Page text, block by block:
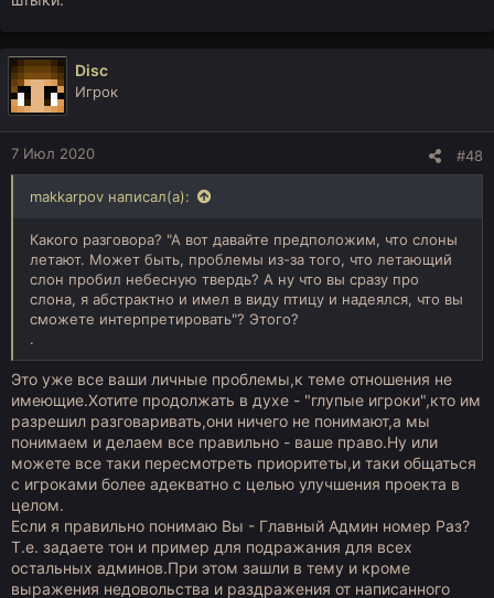
Disc
Игрок
7 Июл 2020 #48
makkarpov написал(а):
Какого разговора? "А вот давайте предположим, что слоны
летают. Может быть, проблемы из-за того, что летающий
слон пробил небесную твердь? А ну что вы сразу про
слона, я абстрактно и имел в виду птицу и надеялся, что вы
сможете интерпретировать"? Этого?
.
Это уже все ваши личные проблемы,к теме отношения не
имеющие.Хотите продолжать в духе - "глупые игроки",кто им
разрешил разговаривать,они ничего не понимают,а мы
понимаем и делаем все правильно - ваше право.Ну или
можете все таки пересмотреть приоритеты,и таки общаться
с игроками более адекватно с целью улучшения проекта в
целом.
Если я правильно понимаю Вы - Главный Админ номер Раз?
Т.е. задаете тон и пример для подражания для всех
остальных админов.При этом зашли в тему и кроме
выражения недовольства и раздражения от написанного